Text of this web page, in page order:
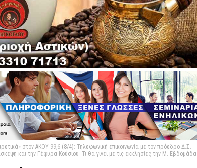
στον ΑΚΟΥ 99,6 (8/4): Τηλεφωνική επικοινωνία με τον πρόεδρο Δ.Σ.
και την Γέφυρα Κούσιου- Τι θα γίνει με τις εκκλησίες την Μ. Εβδομάδα